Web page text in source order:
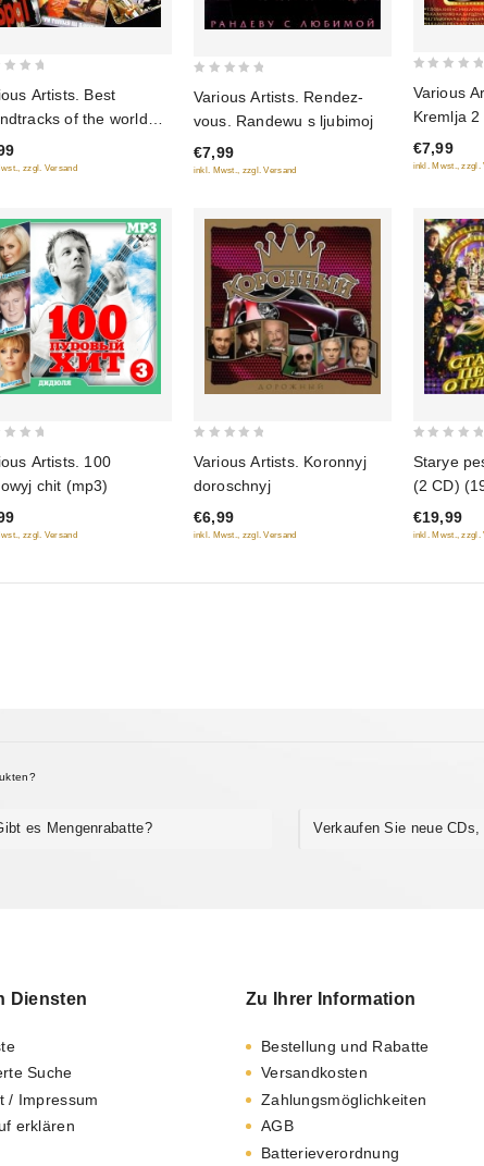
Artists. Best
of the world
kino)
zzgl. Versand
of
5
Various Artists. Rendez-
vous. Randewu s ljubimoj
€7,99
inkl. Mwst., zzgl. Versand
of
5
Various
Kremlja 2
€7,99
inkl. Mwst., zzgl.
Artists. 100
chit (mp3)
zzgl. Versand
of
5
Various Artists. Koronnyj
doroschnyj
€6,99
inkl. Mwst., zzgl. Versand
of
5
Starye
(2 CD)
€19,99
inkl. Mwst., zzgl.
es Mengenrabatte? Verkaufen Sie neue CDs,
Diensten
Suche
/ Impressum
erklären
Zu Ihrer Information
Bestellung und Rabatte
Versandkosten
Zahlungsmöglichkeiten
AGB
Batterieverordnung